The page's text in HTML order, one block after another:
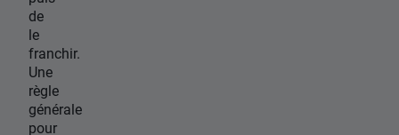
de
le
franchir.
Une
règle
générale
pour